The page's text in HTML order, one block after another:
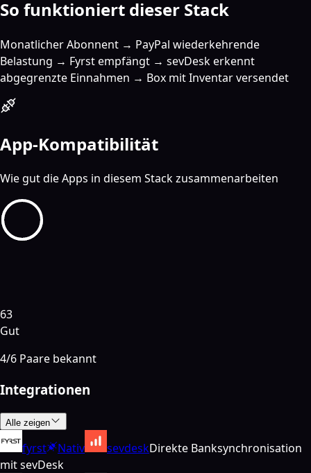
So funktioniert dieser Stack
Monatlicher Abonnent → PayPal wiederkehrende
Belastung → Fyrst empfängt → sevDesk erkennt
abgegrenzte Einnahmen → Box mit Inventar versendet
App-Kompatibilität
Wie gut die Apps in diesem Stack zusammenarbeiten
63
Gut
4/6 Paare bekannt
Integrationen
Alle zeigen
fyrst Nativ sevdeskDirekte Banksynchronisation
mit sevDesk